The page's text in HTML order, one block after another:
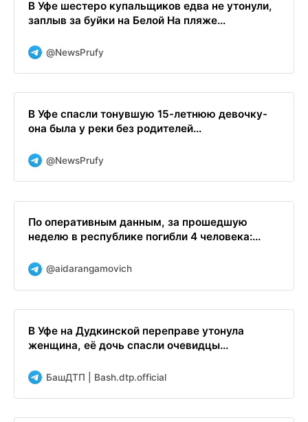
В Уфе шестеро купальщиков едва не утонули,
заплыв за буйки на Белой На пляже...
@NewsPrufy
В Уфе спасли тонувшую 15-летнюю девочку-
она была у реки без родителей...
@NewsPrufy
По оперативным данным, за прошедшую
неделю в республике погибли 4 человека:...
@aidarangamovich
В Уфе на Дудкинской переправе утонула
женщина, её дочь спасли очевидцы...
БашДТП | Bash.dtp.official